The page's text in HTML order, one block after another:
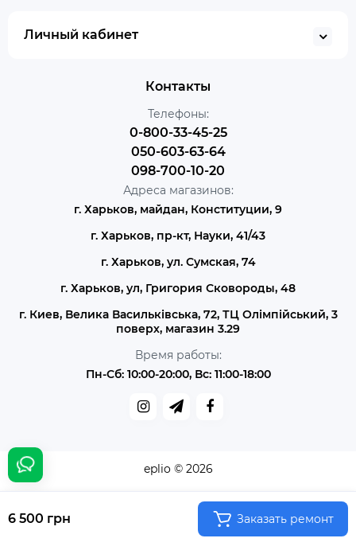
6 500 грн Заказать ремонт
Личный кабинет
Контакты
Телефоны:
0-800-33-45-25
050-603-63-64
098-700-10-20
Адреса магазинов:
г. Харьков, майдан, Конституции, 9
г. Харьков, пр-кт, Науки, 41/43
г. Харьков, ул. Сумская, 74
г. Харьков, ул, Григория Сковороды, 48
г. Киев, Велика Васильківська, 72, ТЦ Олімпійський, 3
поверх, магазин 3.29
Время работы:
Пн-Сб: 10:00-20:00, Вс: 11:00-18:00
eplio © 2026